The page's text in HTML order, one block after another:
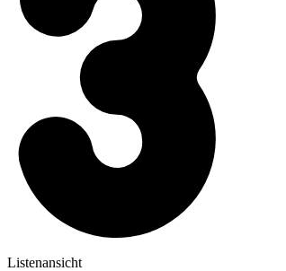
Listenansicht